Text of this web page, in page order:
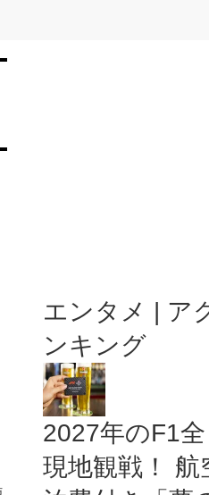
エンタメ | ア
ンキング
2027年のF1
現地観戦！ 航